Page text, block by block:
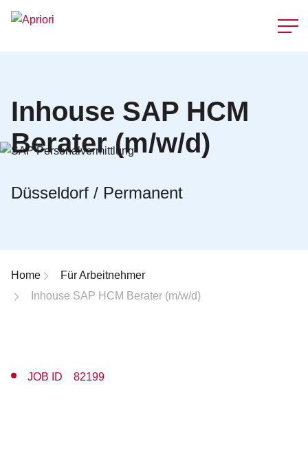
Inhouse SAP HCM
Berater (m/w/d)
Düsseldorf / Permanent
Breadcrumb-Navigation
Home
Für Arbeitnehmer
Inhouse SAP HCM Berater (m/w/d)
JOB ID 82199